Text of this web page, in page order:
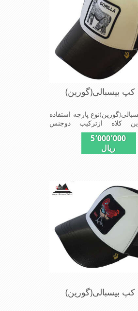
کپ بیسبالی(گورین)
پارچه استفاده
کلاه ازترکیب دوجنس
که با
ونقاب که مناسب این شکل
ازدیگرخصوصیات این کلاه می باشندmade
5٬000٬000
ریال
کپ بیسبالی(گورین)